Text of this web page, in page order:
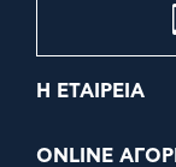
Η ΕΤΑΙΡΕΙΑ
ONLINE